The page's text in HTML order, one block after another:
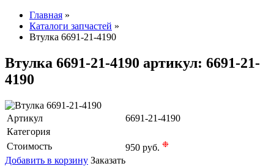
Главная »
Каталоги запчастей »
Втулка 6691-21-4190
Втулка 6691-21-4190 артикул: 6691-21-
4190
Артикул
6691-21-4190
Категория
Стоимость
950 руб. ❉
Добавить в корзину Заказать